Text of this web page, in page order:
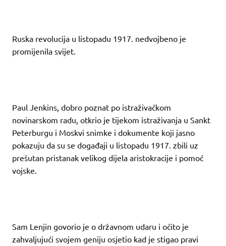
Ruska revolucija u listopadu 1917. nedvojbeno je
promijenila svijet.
Paul Jenkins, dobro poznat po istraživačkom
novinarskom radu, otkrio je tijekom istraživanja u Sankt
Peterburgu i Moskvi snimke i dokumente koji jasno
pokazuju da su se događaji u listopadu 1917. zbili uz
prešutan pristanak velikog dijela aristokracije i pomoć
vojske.
Sam Lenjin govorio je o državnom udaru i očito je
zahvaljujući svojem geniju osjetio kad je stigao pravi